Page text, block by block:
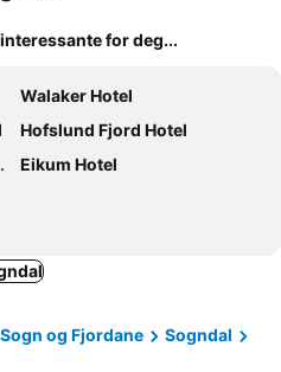
for deg...
Walaker Hotel
Hofslund Fjord Hotel
Eikum Hotel
Sogn og Fjordane
Sogndal